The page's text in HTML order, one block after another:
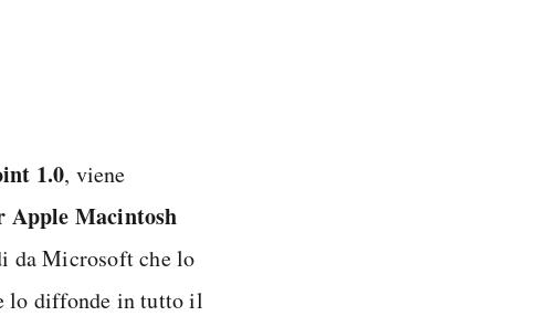
1.0, viene
Apple Macintosh
da Microsoft che lo
lo diffonde in tutto il